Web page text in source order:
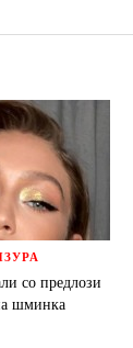
со предлози
шминка